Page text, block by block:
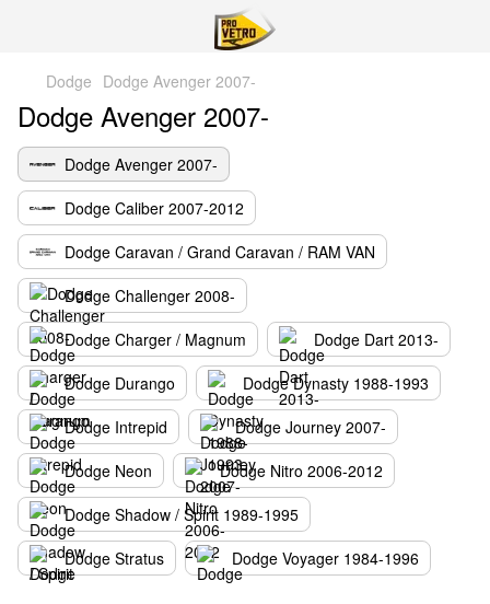
Dodge Dodge Avenger 2007-
Dodge Avenger 2007-
Dodge Avenger 2007-
Dodge Caliber 2007-2012
Dodge Caravan / Grand Caravan / RAM VAN
Dodge Challenger 2008-
Dodge Charger / Magnum
Dodge Dart 2013-
Dodge Durango
Dodge Dynasty 1988-1993
Dodge Intrepid
Dodge Journey 2007-
Dodge Neon
Dodge Nitro 2006-2012
Dodge Shadow / Spirit 1989-1995
Dodge Stratus
Dodge Voyager 1984-1996